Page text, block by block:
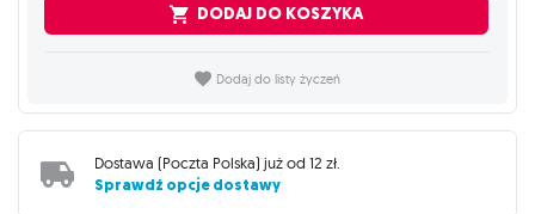
DODAJ DO KOSZYKA
Dodaj do listy życzeń
Dostawa (Poczta Polska) już od 12 zł.
Sprawdź opcje dostawy